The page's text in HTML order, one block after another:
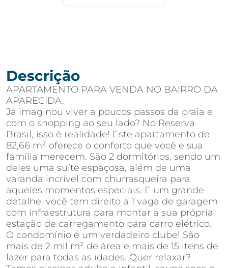
Descrição
APARTAMENTO PARA VENDA NO BAIRRO DA
APARECIDA.
Já imaginou viver a poucos passos da praia e
com o shopping ao seu lado? No Reserva
Brasil, isso é realidade! Este apartamento de
82,66 m² oferece o conforto que você e sua
família merecem. São 2 dormitórios, sendo um
deles uma suíte espaçosa, além de uma
varanda incrível com churrasqueira para
aqueles momentos especiais. E um grande
detalhe: você tem direito a 1 vaga de garagem
com infraestrutura para montar a sua própria
estação de carregamento para carro elétrico.
O condomínio é um verdadeiro clube! São
mais de 2 mil m² de área e mais de 15 itens de
lazer para todas as idades. Quer relaxar?